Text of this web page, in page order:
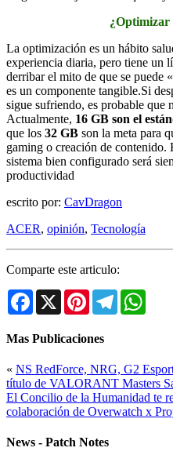
¿Optimizar
La optimización es un hábito
experiencia diaria, pero tiene un
derribar el mito de que se puede
es un componente tangible.Si
sigue sufriendo, es probable que
Actualmente, 16 GB son el
que los 32 GB son la meta para
gaming o creación de contenido.
sistema bien configurado será
productividad
escrito por: CavDragon
ACER, opinión, Tecnología
Comparte este articulo:
Facebook
X PinterestTelegram
Mas Publicaciones
« NS RedForce, NRG, G2
título de VALORANT Masters
El Concilio de la Humanidad te
colaboración de Overwatch x
News - Patch Notes